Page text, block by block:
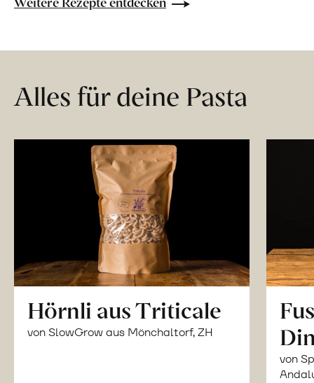
Alles für deine Pasta
Hörnli aus Triticale
von SlowGrow aus Mönchaltorf, ZH
von